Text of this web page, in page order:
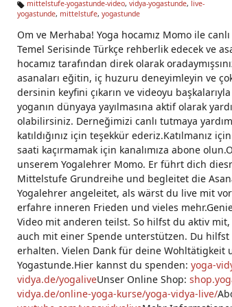
Ta
s:
mittelstufe-yogastunde-video, vidya-yogastunde, live-
yogastunde, mittelstufe, yogastunde
Om ve Merhaba! Yoga hocamız Momo ile
Temel Serisinde Türkçe rehberlik edecek ve
hocamız tarafından direk olarak
asanaları eğitin, iç huzuru deneyimleyin ve
dersinin keyfini çıkarın ve videoyu
yoganın dünyaya yayılmasına aktif olarak
olabilirsiniz. Derneğimizi canlı tutmaya
katıldığınız için teşekkür ederiz.Katılmanız
saati kaçırmamak için kanalımıza abone
unserem Yogalehrer Momo. Er führt dich
Mittelstufe Grundreihe und begleitet die
Yogalehrer angeleitet, als wärst du live mit
erfahre inneren Frieden und vieles
Video mit anderen teilst. So hilfst du aktiv mit,
auch mit einer Spende unterstützen. Du
erhalten. Vielen Dank für deine Wohltätigkeit
Yogastunde.Hier kannst du spenden: yoga-
vidya.de/yogaliveUnser Online Shop:
vidya.de/online-yoga-kurse/yoga-vidya-live/